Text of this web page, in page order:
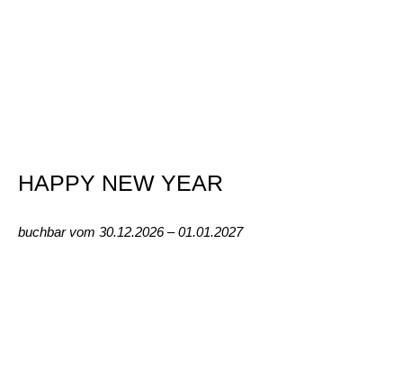
HAPPY NEW YEAR
buchbar vom 30.12.2026 – 01.01.2027